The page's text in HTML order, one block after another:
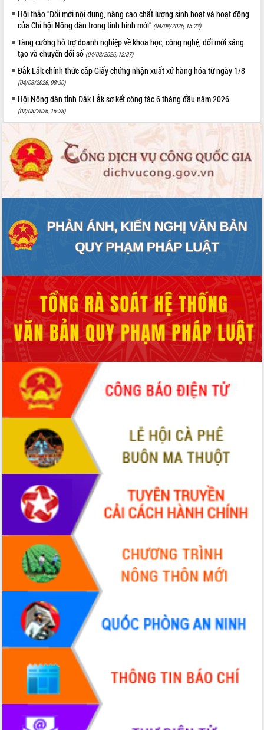
Họp báo thông tin về Hội nghị Công bố
Quy hoạch và Xúc tiến đầu tư tỉnh Đắk
Lắk
Khơi thông điểm nghẽn, đẩy nhanh
giải ngân vốn khắc phục thiên tai
HĐND tỉnh thông qua điều chỉnh Quy
hoạch tỉnh thời kỳ 2021-2030
Hội thảo góp ý hồ sơ điều chỉnh quy
hoạch tỉnh Đắk Lắk thời kỳ 2021-2030,
Nâng cao hiệu quả hoạt động của các
doanh nghiệp nhà nước
Hội nghị triển khai kết nối mạng
truyền số liệu chuyên dùng phục vụ cơ
quan Đảng, Nhà nước
tay làm sạch môi trường
Xã Ea Kar bước chuyển mình trong
công tác cải cách hành chính mô hình
UBND tỉnh họp báo định kỳ tháng 4
năm 2026
Hội thảo khoa học “Giải pháp thúc đẩy
phát triển nền kinh tế xanh tại tỉnh
Đắk Lắk”
Tăng cường giám sát, đôn đốc thực
hiện nhiệm vụ quản lý tài sản công
hàng tuần
Tháo gỡ những vướng mắc, đẩy mạnh
công tác cải cách thủ tục hành chính
tại Trung tâm Phục vụ hành chính
công tỉnh
Đắk Lắk: Tôn vinh 46 giải pháp tại Hội
thi Sáng tạo Kỹ thuật 2024 - 2025
Đắk Lắk rà soát, điều chỉnh Đề án 190
về phát triển nuôi trồng thủy sản
Phó Chủ tịch UBND tỉnh Đắk Lắk
Trương Công Thái kiểm tra thực địa
Dự án cao tốc Khánh Hòa - Buôn Ma
Thuột
Định vị cà phê Việt Nam như một “di
sản sống” trong dòng chảy toàn cầu
Xây dựng nông thôn mới: Nâng cao đời
sống người dân từ những mô hình thiết
Quyết liệt tháo gỡ vướng mắc, đẩy
nhanh tiến độ các dự án trọng điểm
trong Khu kinh tế Nam Phú Yên
Hòn Yến phát triển du lịch gắn với bảo
tồn biển
Lấy ý kiến điều chỉnh Quy hoạch tỉnh
Đắk Lắk thời kỳ 2021-2030, tầm nhìn
đến năm 2050
Phát động chiến dịch 30 ngày đêm
giải phóng mặt bằng Tuyến đường bộ
ven biển
Hội thảo “Đổi mới nội dung, nâng cao chất lượng sinh hoạt và hoạt động
của Chi hội Nông dân trong tình hình mới” (04/08/2026, 15:23)
Tăng cường hỗ trợ doanh nghiệp về khoa học, công nghệ, đổi mới sáng
tạo và chuyển đổi số (04/08/2026, 12:37)
Đắk Lắk chính thức cấp Giấy chứng nhận xuất xứ hàng hóa từ ngày 1/8
(04/08/2026, 08:30)
Hội Nông dân tỉnh Đắk Lắk sơ kết công tác 6 tháng đầu năm 2026
(03/08/2026, 15:28)